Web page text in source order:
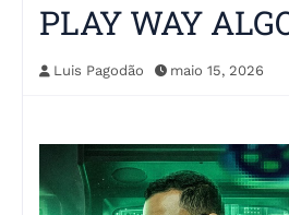
PLAY WAY
Luis Pagodão maio 15, 2026